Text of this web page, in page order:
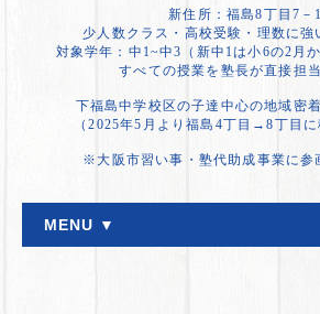
新住所：福島8丁目7－
少人数クラス・高校受験・理数に強
対象学年：中1~中3（新中1は小6の2月
すべての授業を塾長が直接担当
下福島中学校区の子達中心の地域密
（2025年5月より福島4丁目→8丁目
※大阪市習い事・塾代助成事業に参
MENU ▼